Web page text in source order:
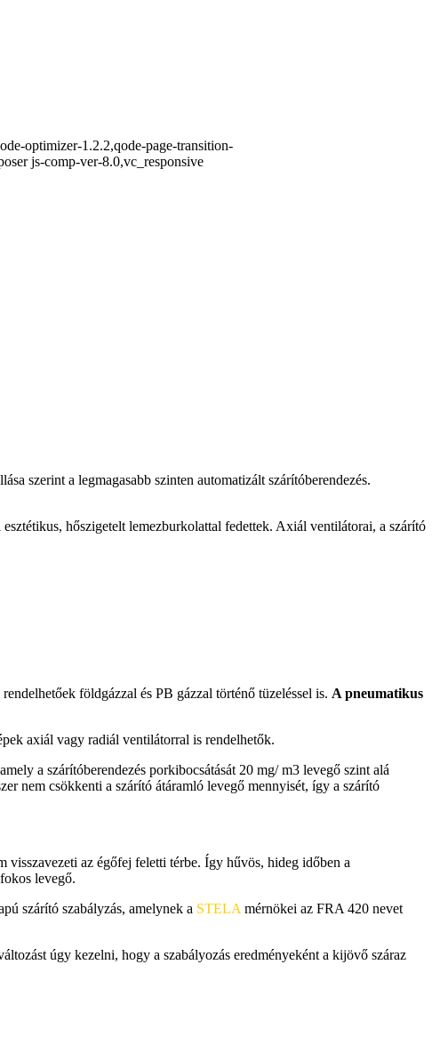
optimizer-1.2.2,qode-page-transition-
js-comp-ver-8.0,vc_responsive
szerint a legmagasabb szinten automatizált szárítóberendezés.
esztétikus, hőszigetelt lemezburkolattal fedettek. Axiál ventilátorai, a szárító
földgázzal és PB gázzal történő tüzeléssel is. A pneumatikus
axiál vagy radiál ventilátorral is rendelhetők.
a szárítóberendezés porkibocsátását 20 mg/ m3 levegő szint alá
nem csökkenti a szárító átáramló levegő mennyisét, így a szárító
visszavezeti az égőfej feletti térbe. Így hűvös, hideg időben a
levegő.
szárító szabályzás, amelynek a STELA mérnökei az FRA 420 nevet
úgy kezelni, hogy a szabályozás eredményeként a kijövő száraz